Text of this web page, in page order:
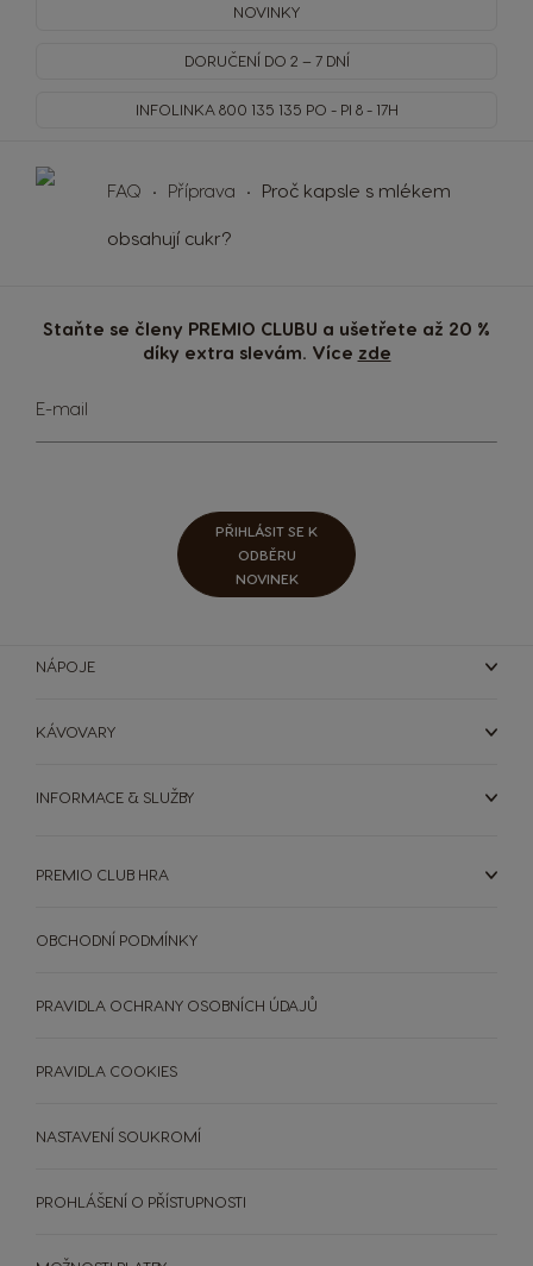
NOVINKY
DORUČENÍ DO 2 – 7 DNÍ
INFOLINKA 800 135 135 PO - PI 8 - 17H
FAQ Příprava Proč kapsle s mlékem
obsahují cukr?
Staňte se členy PREMIO CLUBU a ušetřete až 20 %
díky extra slevám. Více zde
Přihlaste
se
k
E-mail
PŘIHLÁSIT SE K
ODBĚRU
NOVINEK
NÁPOJE
KÁVOVARY
INFORMACE & SLUŽBY
PREMIO CLUB HRA
OBCHODNÍ PODMÍNKY
PRAVIDLA OCHRANY OSOBNÍCH ÚDAJŮ
PRAVIDLA COOKIES
NASTAVENÍ SOUKROMÍ
PROHLÁŠENÍ O PŘÍSTUPNOSTI